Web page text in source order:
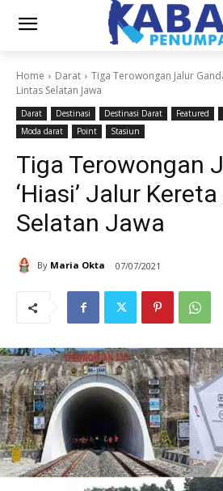
Home Darat
Tiga Terowongan Jalur
Lintas Selatan Jawa
Darat Destinasi Destinasi Darat Featured
Moda darat
Point Stasiun
Tiga Terowongan
‘Hiasi’ Jalur
Selatan Jawa
By Maria Okta 07/07/2021